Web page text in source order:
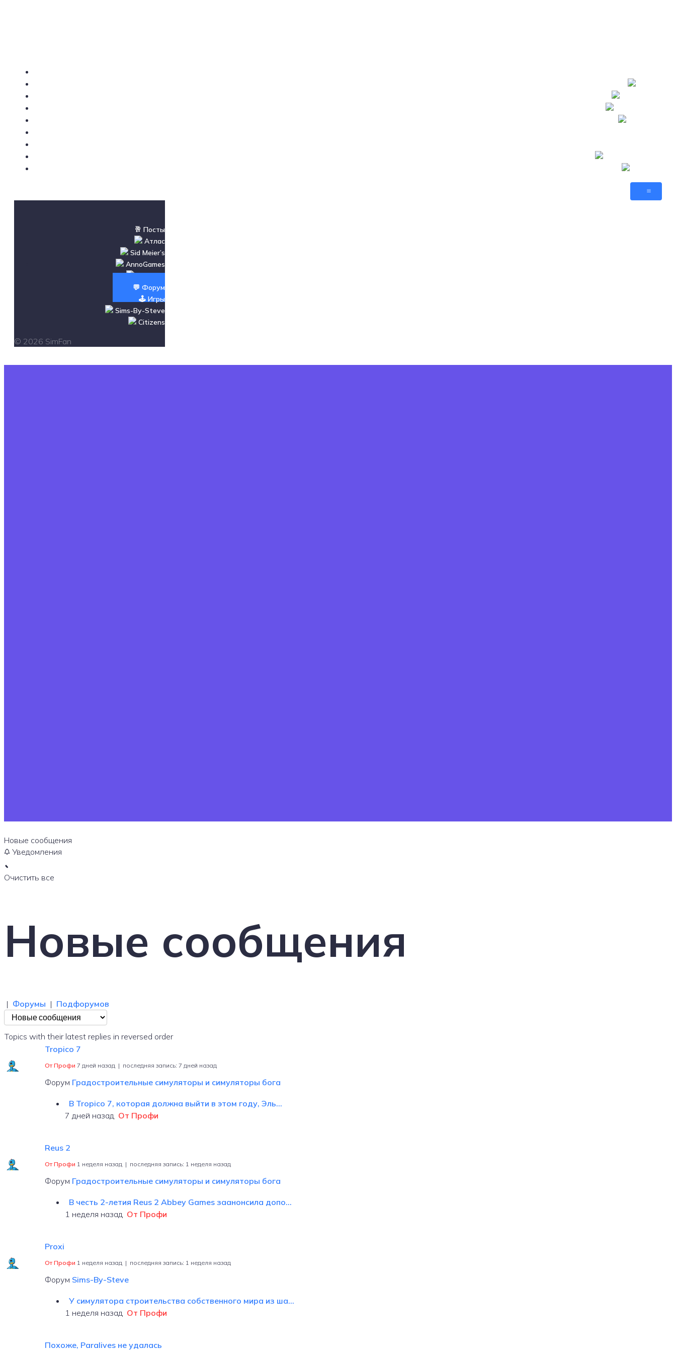
🥂 Посты
Атлас
Sid Meier’s
AnnoGames
Новости
💬 Форум
🕹️ Игры
Sims-By-Steve
Citizens
© 2026 SimFan
Новые сообщения
Уведомления
Очистить все
Новые сообщения
| Форумы | Подфорумов
Topics with their latest replies in reversed order
Tropico 7
От Профи 7 дней назад | последняя запись: 7 дней назад
Форум Градостроительные симуляторы и симуляторы бога
В Tropico 7, которая должна выйти в этом году, Эль...
7 дней назад От Профи
Reus 2
От Профи 1 неделя назад | последняя запись: 1 неделя назад
Форум Градостроительные симуляторы и симуляторы бога
В честь 2-летия Reus 2 Abbey Games заанонсила допо...
1 неделя назад От Профи
Proxi
От Профи 1 неделя назад | последняя запись: 1 неделя назад
Форум Sims-By-Steve
У симулятора строительства собственного мира из ша...
1 неделя назад От Профи
Похоже, Paralives не удалась